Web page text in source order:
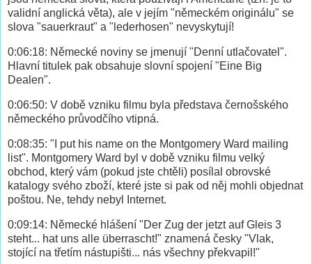
validní anglická věta), ale v jejím "německém originálu" se
slova "sauerkraut" a "lederhosen" nevyskytují!
0:06:18: Německé noviny se jmenují "Denní utlačovatel".
Hlavní titulek pak obsahuje slovní spojení "Eine Big
Dealen".
0:06:50: V době vzniku filmu byla představa černošského
německého průvodčího vtipná.
0:08:35: "I put his name on the Montgomery Ward mailing
list". Montgomery Ward byl v době vzniku filmu velký
obchod, který vám (pokud jste chtěli) posílal obrovské
katalogy svého zboží, které jste si pak od něj mohli objednat
poštou. Ne, tehdy nebyl Internet.
0:09:14: Německé hlášení "Der Zug der jetzt auf Gleis 3
steht... hat uns alle überrascht!" znamená česky "Vlak,
stojící na třetím nástupišti... nás všechny překvapil!"